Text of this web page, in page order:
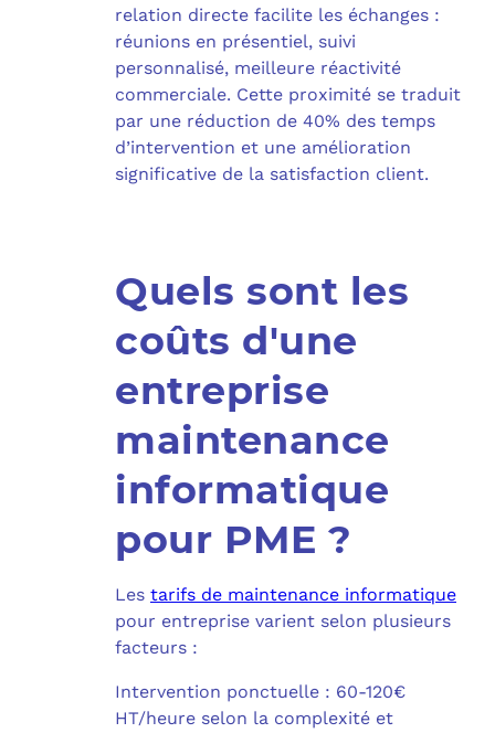
relation directe facilite les échanges :
réunions en présentiel, suivi
personnalisé, meilleure réactivité
commerciale. Cette proximité se traduit
par une réduction de 40% des temps
d’intervention et une amélioration
significative de la satisfaction client.
Quels sont les
coûts d'une
entreprise
maintenance
informatique
pour PME ?
Les tarifs de maintenance informatique
pour entreprise varient selon plusieurs
facteurs :
Intervention ponctuelle : 60-120€
HT/heure selon la complexité et